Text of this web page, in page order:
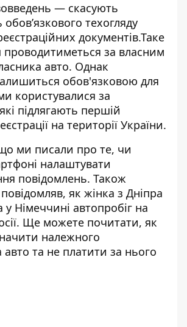
— скасують
обов’язкового техогляду
документів.Таке
проводитиметься за власним
авто. Однак
обов'язковою для
користувалися за
підлягають першій
на території України.
ми писали про те, чи
налаштувати
повідомлень. Також
як жінка з Дніпра
у Німеччині автопробіг на
. Ще можете почитати, як
належного
авто та не платити за нього